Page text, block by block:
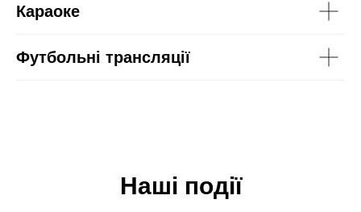
Караоке
Футбольні трансляції
Наші події